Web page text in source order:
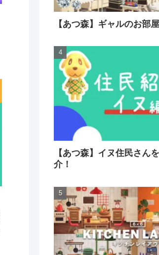
【あつ森】ギャルのお部
【あつ森】イヌ住民さん
介！